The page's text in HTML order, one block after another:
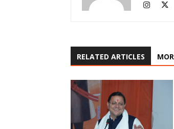
RELATED ARTICLES